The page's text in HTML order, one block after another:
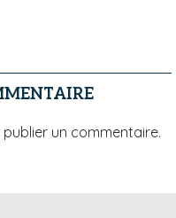
un commentaire.